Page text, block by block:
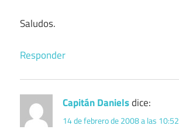
Saludos.
Responder
Capitán Danielsdice:
14 de febrero de 2008 a las 10:52